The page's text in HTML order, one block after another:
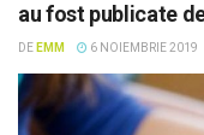
au fost publicate
DE EMM 6 NOIEMBRIE 2019